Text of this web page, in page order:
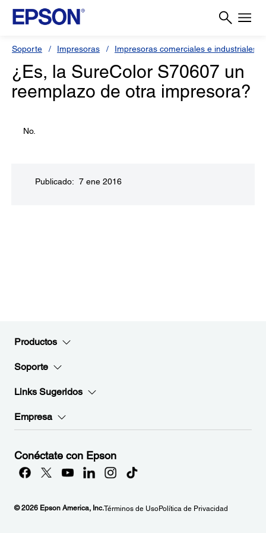
Soporte Impresoras Impresoras comerciales e industriales
¿Es, la SureColor S70607 un
reemplazo de otra impresora?
No.
Publicado: 7 ene 2016
Productos
Soporte
Links Sugeridos
Empresa
Conéctate con Epson
© 2026 Epson America, Inc.Términos de UsoPolítica de Privacidad